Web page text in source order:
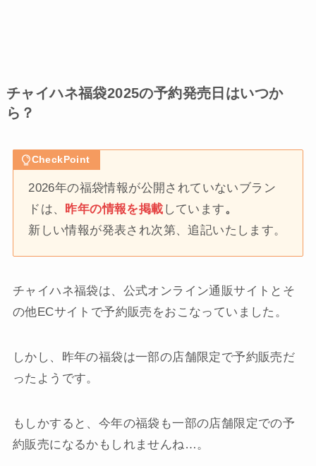
チャイハネ福袋2025の予約発売日はいつか
ら？
CheckPoint
2026年の福袋情報が公開されていないブラン
ドは、
昨年の情報を掲載 しています 。
新しい情報が発表され次第、追記いたします。
チャイハネ福袋は、公式オンライン通販サイトとそ
の他ECサイトで予約販売をおこなっていました。
しかし、昨年の福袋は一部の店舗限定で予約販売だ
ったようです。
もしかすると、今年の福袋も一部の店舗限定での予
約販売になるかもしれませんね…。